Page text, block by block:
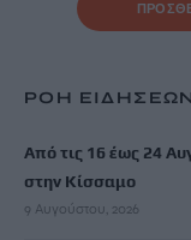
ΡΟΗ
Από τις 16 έως 24 Αυγούστου
στην Κίσσαμο
9 Αυγούστου, 2026